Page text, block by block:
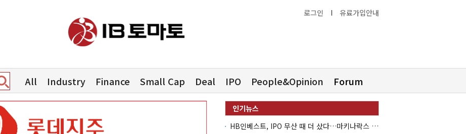
로그인 I 유료가입안내
All Industry Finance Small Cap Deal IPO People&Opinion Forum
HB인베스트, IPO 무산 때 더 샀다…마키나락스 투자 2.7배 회수